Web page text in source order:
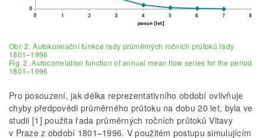
Obr. 2. Autokorelační funkce řady průměrných ročních průtoků řady
1801–1996
Fig. 2. Autocorrelation function of annual mean flow series for the period
1801–1996
Pro posouzení, jak délka reprezentativního období ovlivňuje
chyby předpovědi průměrného průtoku na dobu 20 let, byla ve
studii [1] použita řada průměrných ročních průtoků Vltavy
v Praze z období 1801–1996. V použitém postupu simulujícím